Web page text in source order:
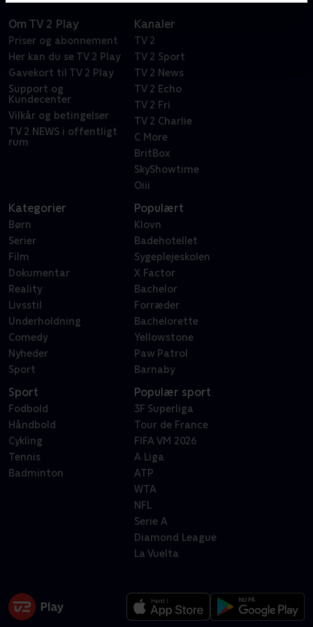
Om TV 2 Play
Priser og abonnement
Her kan du se TV 2 Play
Gavekort til TV 2 Play
Support og
Kundecenter
Vilkår og betingelser
TV 2 NEWS i offentligt
rum
Kanaler
TV 2
TV 2 Sport
TV 2 News
TV 2 Echo
TV 2 Fri
TV 2 Charlie
C More
BritBox
SkyShowtime
Oiii
Kategorier
Børn
Serier
Film
Dokumentar
Reality
Livsstil
Underholdning
Comedy
Nyheder
Sport
Populært
Klovn
Badehotellet
Sygeplejeskolen
X Factor
Bachelor
Forræder
Bachelorette
Yellowstone
Paw Patrol
Barnaby
Sport
Fodbold
Håndbold
Cykling
Tennis
Badminton
Populær sport
3F Superliga
Tour de France
FIFA VM 2026
A Liga
ATP
WTA
NFL
Serie A
Diamond League
La Vuelta